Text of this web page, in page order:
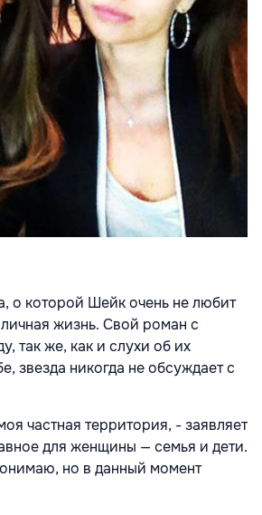
о которой Шейк очень не любит
жизнь. Свой роман с
так же, как и слухи об их
звезда никогда не обсуждает с
частная территория, - заявляет
для женщины — семья и дети.
но в данный момент